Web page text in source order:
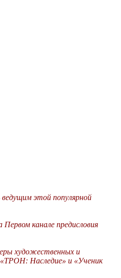
этой популярной
канале предисловия
художественных и
«ТРОН: Наследие» и «Ученик